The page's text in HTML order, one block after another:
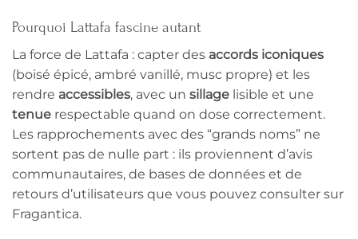
Pourquoi Lattafa fascine autant
La force de Lattafa : capter des accords iconiques
(boisé épicé, ambré vanillé, musc propre) et les
rendre accessibles, avec un sillage lisible et une
tenue respectable quand on dose correctement.
Les rapprochements avec des “grands noms” ne
sortent pas de nulle part : ils proviennent d’avis
communautaires, de bases de données et de
retours d’utilisateurs que vous pouvez consulter sur
Fragantica.